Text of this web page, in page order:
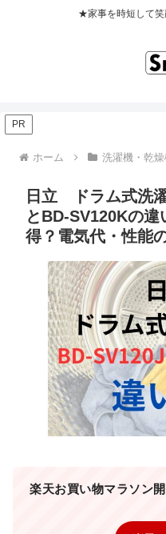
★家事を時短して
PR
ホーム 洗濯機・乾
日立 ドラム式洗
とBD-SV120Kの
得？電気代・性能
楽天お買い物マラソン